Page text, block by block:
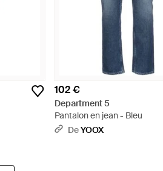
102 €
Department 5
Pantalon en jean - Bleu
DeYOOX